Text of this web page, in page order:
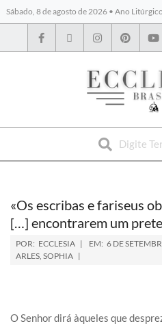
Sábado, 8 de agosto de 2026 • Ano
BYBLOS
«Os escribas e fariseus
[…] encontrarem um
POR: ECCLESIA EM: 6 DE
ARLES, SOPHIA
O Senhor dirá àqueles que